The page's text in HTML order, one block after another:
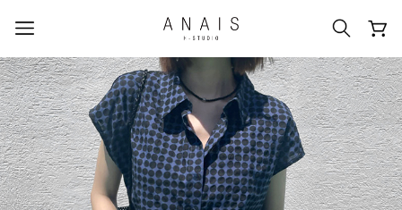
人気のクエリ
#신상5%할인 #아나이스 제작